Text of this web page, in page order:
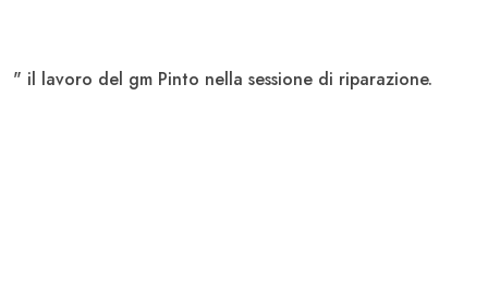
" il lavoro del gm Pinto nella sessione di riparazione.